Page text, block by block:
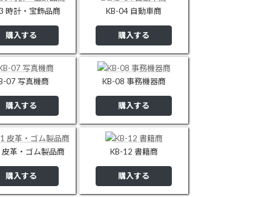
時計・宝飾品商
購入する
KB-04 自動車商
購入する
07 写真機商
購入する
KB-08 事務機器商
購入する
革・ゴム製品商
購入する
KB-12 書籍商
購入する